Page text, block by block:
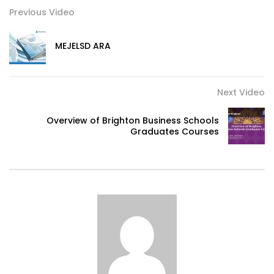
Previous Video
MEJELSD ARA
Next Video
Overview of Brighton Business Schools
Graduates Courses